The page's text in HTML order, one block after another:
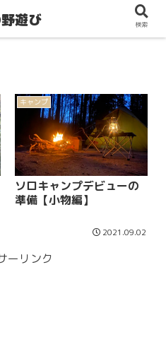
キャンプ
ソロキャンプデビューの
準備【小物編】
2021.09.02
ーリンク
遊び 検索